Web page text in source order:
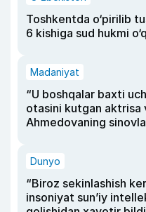
Toshkentda o‘pirilib
6 kishiga sud hukmi
Madaniyat
“U boshqalar baxti
otasini kutgan aktrisa
Ahmedovaning
Dunyo
“Biroz sekinlashish
insoniyat sun’iy